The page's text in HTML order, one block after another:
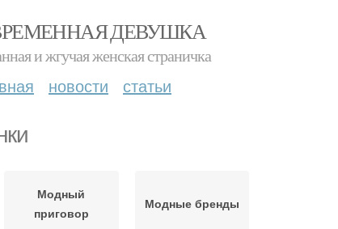
ДЕВУШКА
и жгучая женская страничка
новости статьи
Модный
приговор
Модные бренды